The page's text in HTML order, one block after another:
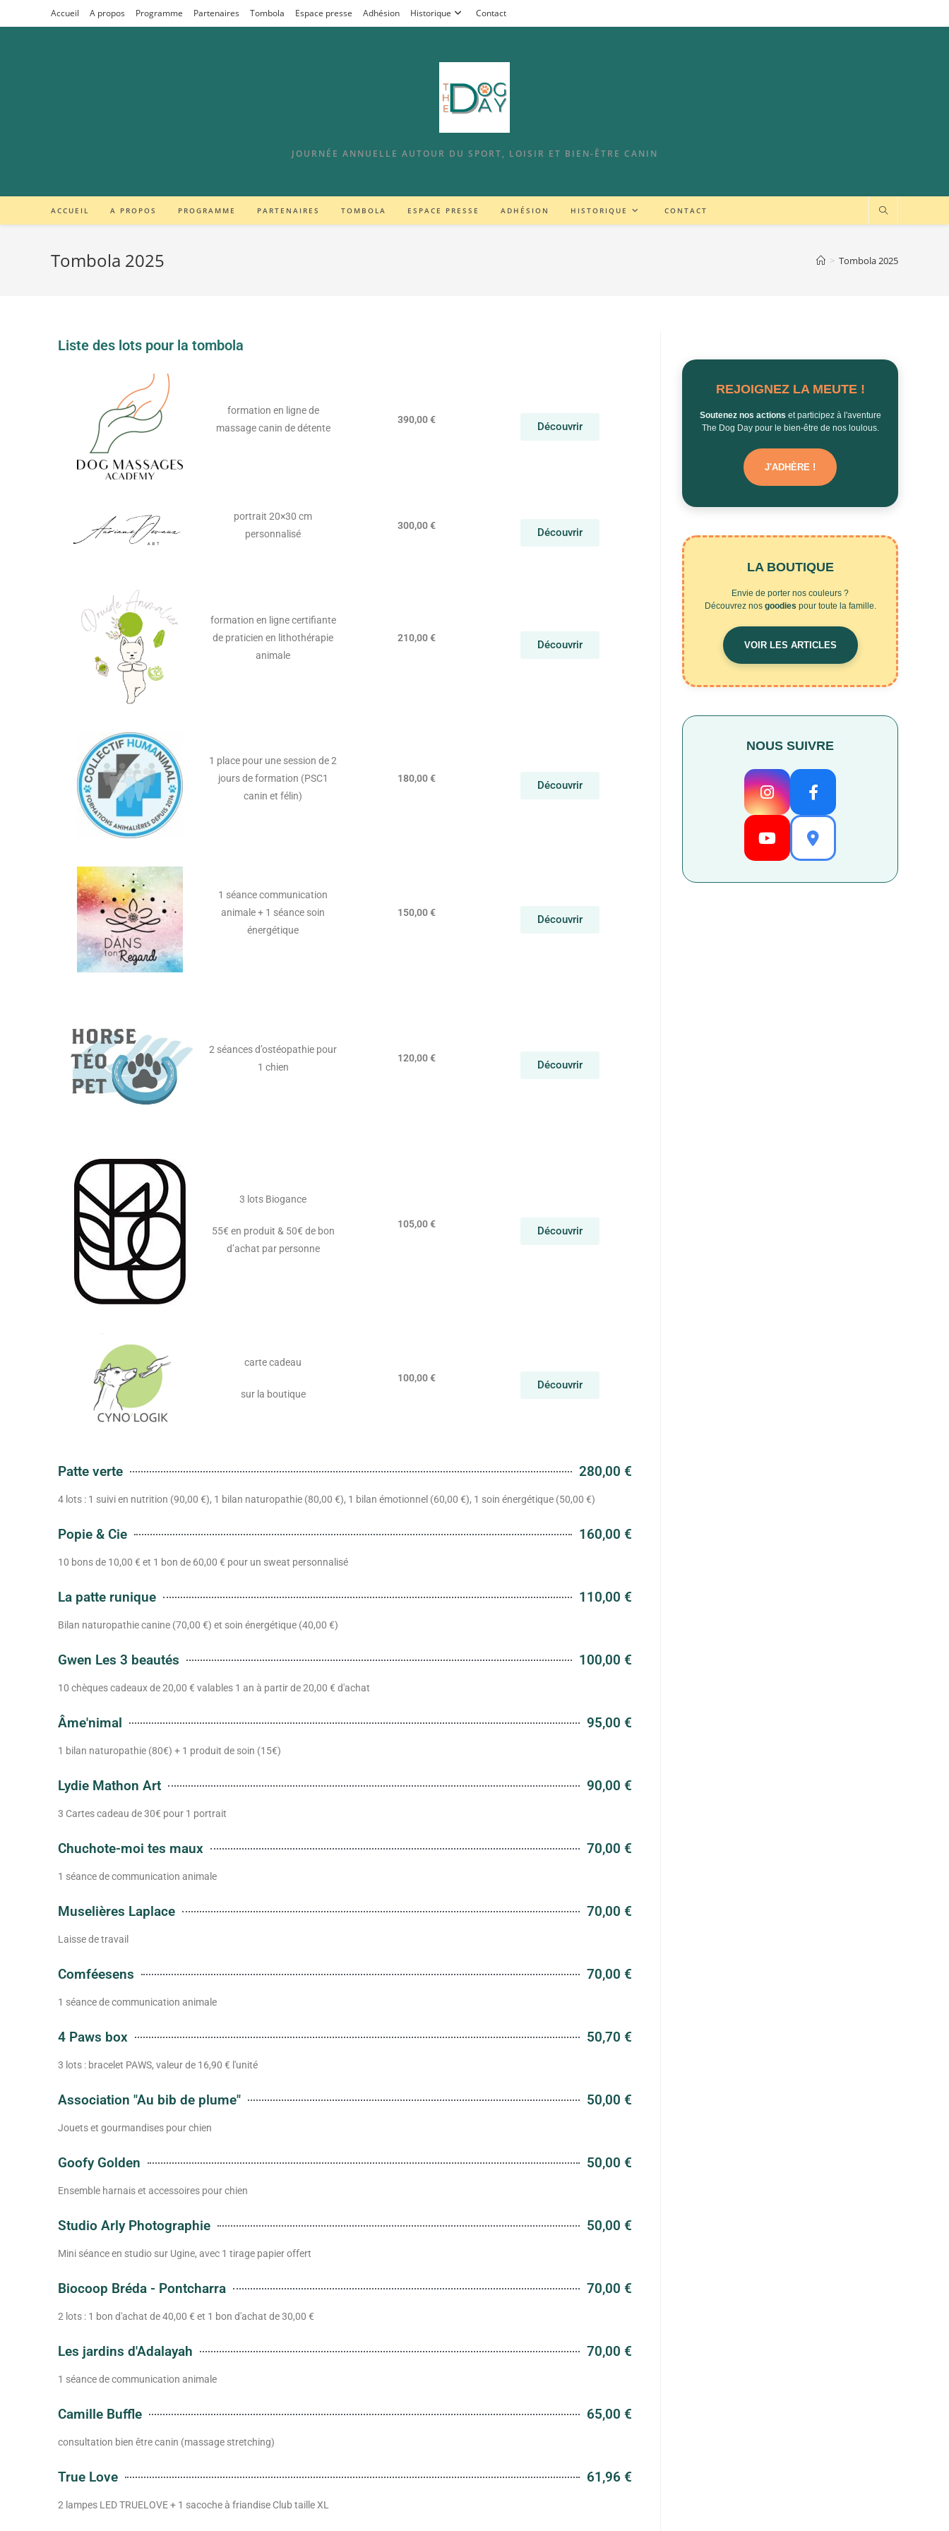
Accueil A propos Programme Partenaires Tombola Espace presse Adhésion Historique Contact
JOURNÉE ANNUELLE AUTOUR DU SPORT, LOISIR ET BIEN-ÊTRE CANIN
ACCUEIL A PROPOS PROGRAMME PARTENAIRES TOMBOLA ESPACE PRESSE ADHÉSION HISTORIQUE CONTACT
Tombola 2025 > Tombola 2025
Liste des lots pour la tombola
formation en ligne de
massage canin de détente
390,00 €
Découvrir
portrait 20×30 cm
personnalisé
300,00 €
Découvrir
formation en ligne certifiante
de praticien en lithothérapie
animale
210,00 €
Découvrir
1 place pour une session de 2
jours de formation (PSC1
canin et félin)
180,00 €
Découvrir
1 séance communication
animale + 1 séance soin
énergétique
150,00 €
Découvrir
2 séances d’ostéopathie pour
1 chien
120,00 €
Découvrir
3 lots Biogance
55€ en produit & 50€ de bon
d’achat par personne
105,00 €
Découvrir
carte cadeau
sur la boutique
100,00 €
Découvrir
Patte verte 280,00 €
4 lots : 1 suivi en nutrition (90,00 €), 1 bilan naturopathie (80,00 €), 1 bilan émotionnel (60,00 €), 1 soin énergétique (50,00 €)
Popie & Cie 160,00 €
10 bons de 10,00 € et 1 bon de 60,00 € pour un sweat personnalisé
La patte runique 110,00 €
Bilan naturopathie canine (70,00 €) et soin énergétique (40,00 €)
Gwen Les 3 beautés 100,00 €
10 chèques cadeaux de 20,00 € valables 1 an à partir de 20,00 € d'achat
Âme'nimal 95,00 €
1 bilan naturopathie (80€) + 1 produit de soin (15€)
Lydie Mathon Art 90,00 €
3 Cartes cadeau de 30€ pour 1 portrait
Chuchote-moi tes maux 70,00 €
1 séance de communication animale
Muselières Laplace 70,00 €
Laisse de travail
Comféesens 70,00 €
1 séance de communication animale
4 Paws box 50,70 €
3 lots : bracelet PAWS, valeur de 16,90 € l'unité
Association "Au bib de plume" 50,00 €
Jouets et gourmandises pour chien
Goofy Golden 50,00 €
Ensemble harnais et accessoires pour chien
Studio Arly Photographie 50,00 €
Mini séance en studio sur Ugine, avec 1 tirage papier offert
Biocoop Bréda - Pontcharra 70,00 €
2 lots : 1 bon d'achat de 40,00 € et 1 bon d'achat de 30,00 €
Les jardins d'Adalayah 70,00 €
1 séance de communication animale
Camille Buffle 65,00 €
consultation bien être canin (massage stretching)
True Love 61,96 €
2 lampes LED TRUELOVE + 1 sacoche à friandise Club taille XL
REJOIGNEZ LA MEUTE !
Soutenez nos actions et participez à l'aventure
The Dog Day pour le bien-être de nos loulous.
J'ADHÈRE !
LA BOUTIQUE
Envie de porter nos couleurs ?
Découvrez nos goodies pour toute la famille.
VOIR LES ARTICLES
NOUS SUIVRE